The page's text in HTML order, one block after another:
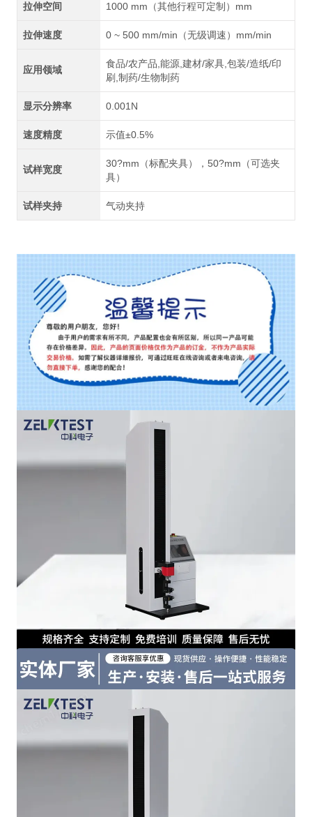
拉伸空间 1000 mm（其他行程可定制）mm
拉伸速度 0 ~ 500 mm/min（无级调速）mm/min
应用领域
食品/农产品,能源,建材/家具,包装/造纸/印
刷,制药/生物制药
显示分辨率 0.001N
速度精度 示值±0.5%
试样宽度
30?mm（标配夹具），50?mm（可选夹
具）
试样夹持 气动夹持